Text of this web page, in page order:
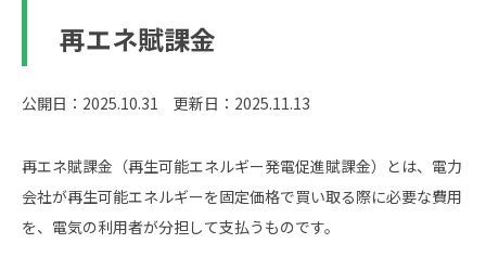
再エネ賦課金
公開日：2025.10.31 更新日：2025.11.13
再エネ賦課金（再生可能エネルギー発電促進賦課金）とは、電力
会社が再生可能エネルギーを固定価格で買い取る際に必要な費用
を、電気の利用者が分担して支払うものです。